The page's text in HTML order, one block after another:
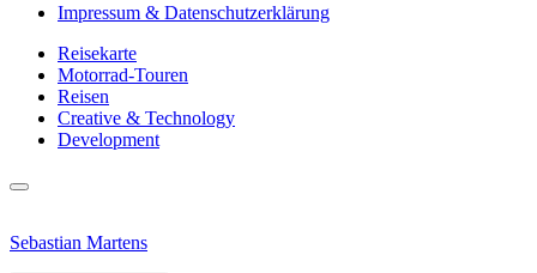
Impressum & Datenschutzerklärung
Reisekarte
Motorrad-Touren
Reisen
Creative & Technology
Development
close
content
Sebastian Martens